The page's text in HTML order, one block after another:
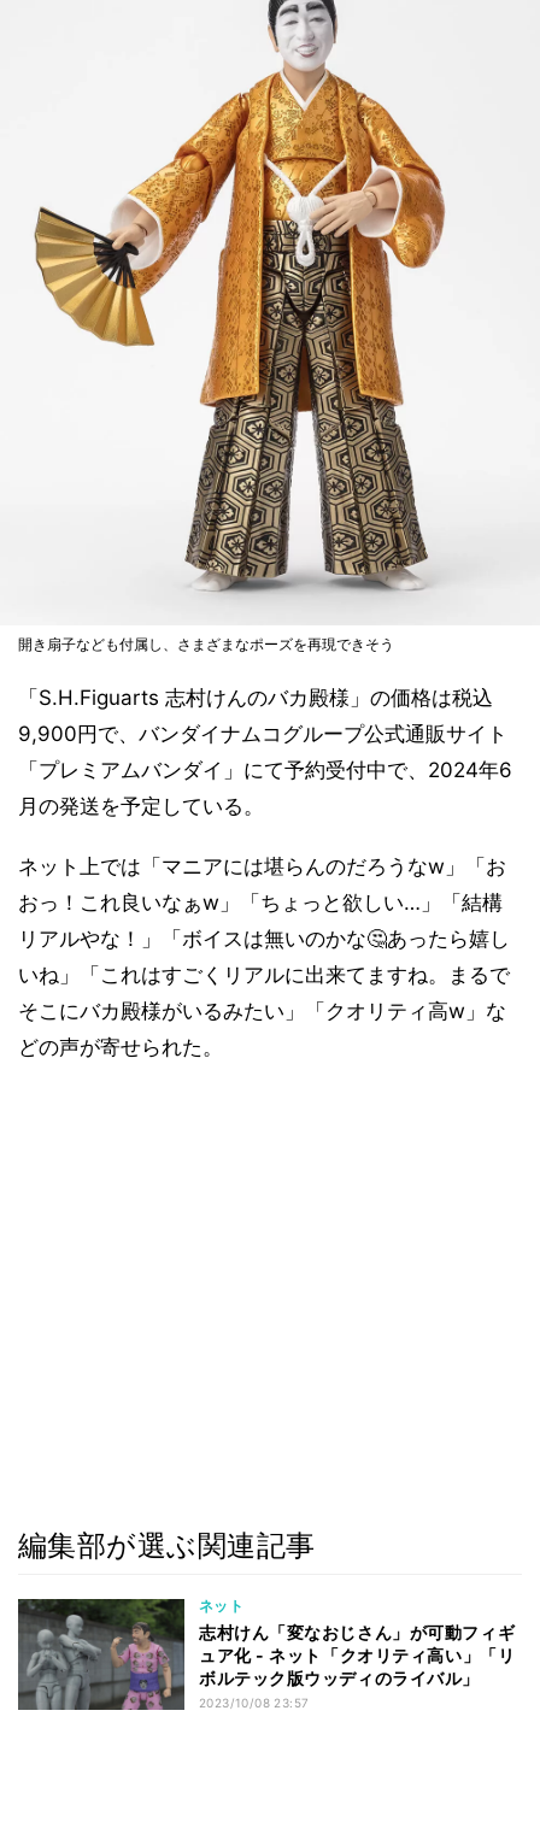
開き扇子なども付属し、さまざまなポーズを再現できそう
「S.H.Figuarts 志村けんのバカ殿様」の価格は税込
9,900円で、バンダイナムコグループ公式通販サイト
「プレミアムバンダイ」にて予約受付中で、2024年6
月の発送を予定している。
ネット上では「マニアには堪らんのだろうなw」「お
おっ！これ良いなぁw」「ちょっと欲しい…」「結構
リアルやな！」「ボイスは無いのかな🤔あったら嬉し
いね」「これはすごくリアルに出来てますね。まるで
そこにバカ殿様がいるみたい」「クオリティ高w」な
どの声が寄せられた。
編集部が選ぶ関連記事
ネット
志村けん「変なおじさん」が可動フィギ
ュア化 - ネット「クオリティ高い」「リ
ボルテック版ウッディのライバル」
2023/10/08 23:57